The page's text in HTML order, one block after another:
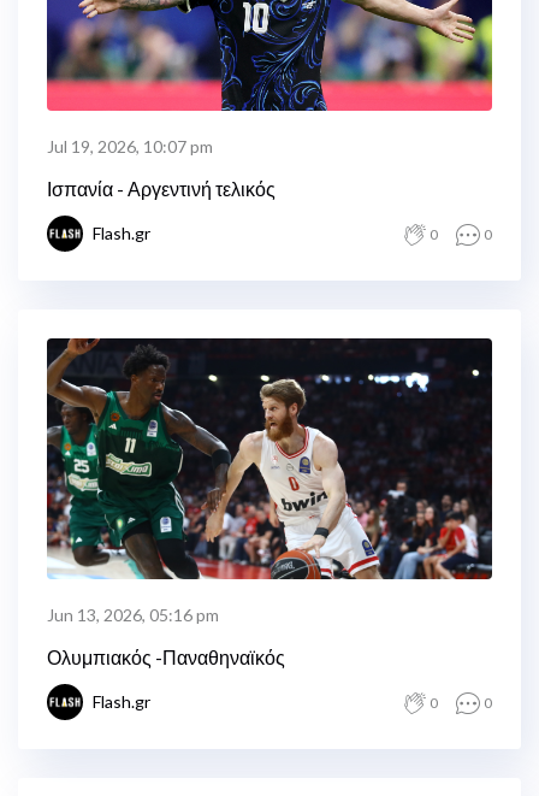
Jul 19, 2026, 10:07 pm
Ισπανία - Αργεντινή τελικός
Flash.gr 0 0
Jun 13, 2026, 05:16 pm
Ολυμπιακός -Παναθηναϊκός
Flash.gr 0 0